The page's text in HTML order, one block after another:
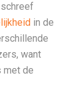
in de
want
met de